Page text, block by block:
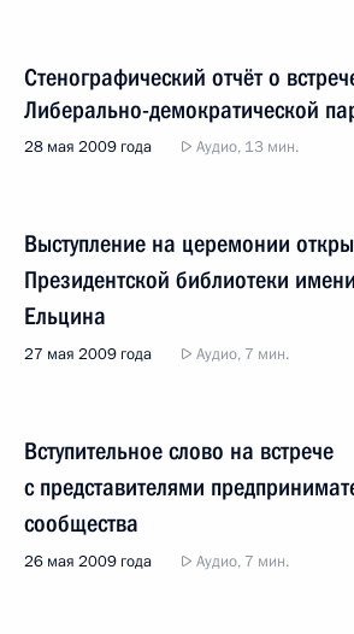
Стенографический отчёт о
Либерально-демократической
28 мая 2009 года Аудио, 13 мин.
Выступление на церемонии
Президентской библиотеки
Ельцина
27 мая 2009 года Аудио, 7 мин.
Вступительное слово на встрече
с представителями
сообщества
26 мая 2009 года Аудио, 7 мин.